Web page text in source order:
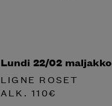
Lundi 22/02 maljakko
LIGNE ROSET
ALK.110€